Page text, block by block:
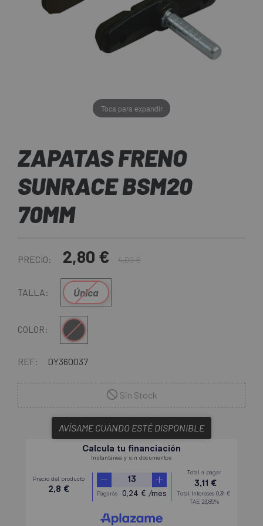
Toca para expandir
ZAPATAS FRENO
SUNRACE BSM20
70MM
PRECIO: 2,80 € 4,00 €
TALLA: Única
COLOR: Multi
REF: DY360037
Sin Stock
AVÍSAME CUANDO ESTÉ DISPONIBLE